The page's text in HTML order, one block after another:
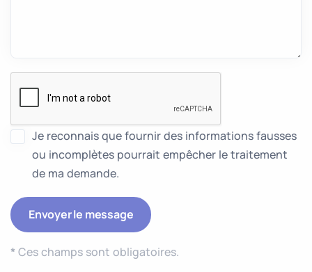
Je reconnais que fournir des informations fausses
ou incomplètes pourrait empêcher le traitement
de ma demande.
* Ces champs sont obligatoires.